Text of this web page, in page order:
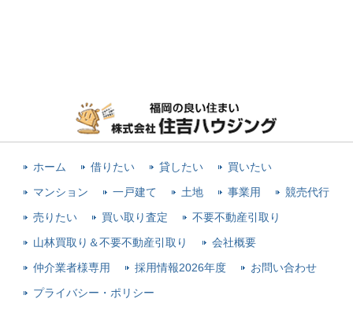
ホーム 借りたい 貸したい 買いたい
マンション 一戸建て 土地 事業用 競売代行
売りたい 買い取り査定 不要不動産引取り
山林買取り＆不要不動産引取り 会社概要
仲介業者様専用 採用情報2026年度 お問い合わせ
プライバシー・ポリシー